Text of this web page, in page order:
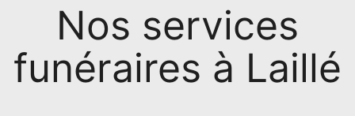
Nos services
funéraires à Laillé